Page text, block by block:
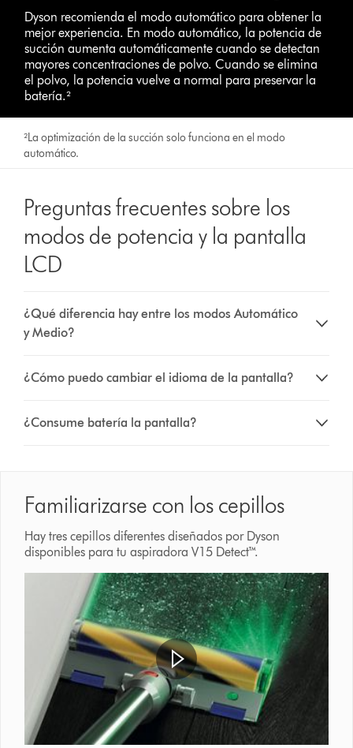
Dyson recomienda el modo automático para obtener la
mejor experiencia. En modo automático, la potencia de
succión aumenta automáticamente cuando se detectan
mayores concentraciones de polvo. Cuando se elimina
el polvo, la potencia vuelve a normal para preservar la
batería.²
²La optimización de la succión solo funciona en el modo
automático.
Preguntas frecuentes sobre los
modos de potencia y la pantalla
LCD
¿Qué diferencia hay entre los modos Automático
y Medio?
¿Cómo puedo cambiar el idioma de la pantalla?
¿Consume batería la pantalla?
Familiarizarse con los cepillos
Hay tres cepillos diferentes diseñados por Dyson
disponibles para tu aspiradora V15 Detect™.